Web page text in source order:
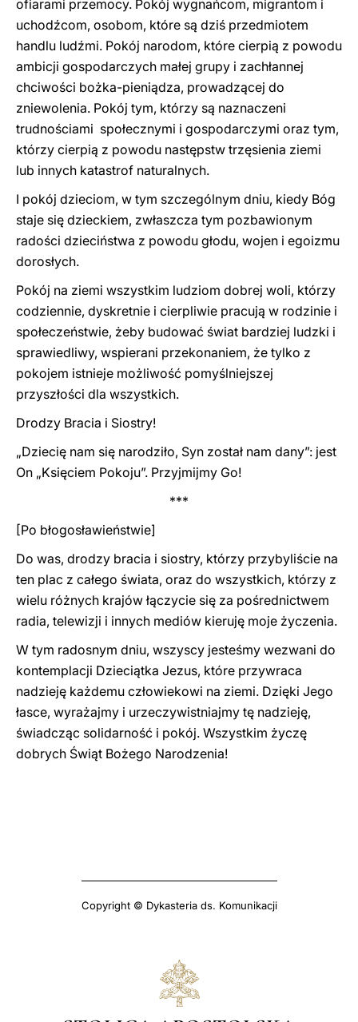
ofiarami przemocy. Pokój wygnańcom, migrantom i
uchodźcom, osobom, które są dziś przedmiotem
handlu ludźmi. Pokój narodom, które cierpią z powodu
ambicji gospodarczych małej grupy i zachłannej
chciwości bożka-pieniądza, prowadzącej do
zniewolenia. Pokój tym, którzy są naznaczeni
trudnościami społecznymi i gospodarczymi oraz tym,
którzy cierpią z powodu następstw trzęsienia ziemi
lub innych katastrof naturalnych.
I pokój dzieciom, w tym szczególnym dniu, kiedy Bóg
staje się dzieckiem, zwłaszcza tym pozbawionym
radości dzieciństwa z powodu głodu, wojen i egoizmu
dorosłych.
Pokój na ziemi wszystkim ludziom dobrej woli, którzy
codziennie, dyskretnie i cierpliwie pracują w rodzinie i
społeczeństwie, żeby budować świat bardziej ludzki i
sprawiedliwy, wspierani przekonaniem, że tylko z
pokojem istnieje możliwość pomyślniejszej
przyszłości dla wszystkich.
Drodzy Bracia i Siostry!
„Dziecię nam się narodziło, Syn został nam dany”: jest
On „Księciem Pokoju”. Przyjmijmy Go!
***
[Po błogosławieństwie]
Do was, drodzy bracia i siostry, którzy przybyliście na
ten plac z całego świata, oraz do wszystkich, którzy z
wielu różnych krajów łączycie się za pośrednictwem
radia, telewizji i innych mediów kieruję moje życzenia.
W tym radosnym dniu, wszyscy jesteśmy wezwani do
kontemplacji Dzieciątka Jezus, które przywraca
nadzieję każdemu człowiekowi na ziemi. Dzięki Jego
łasce, wyrażajmy i urzeczywistniajmy tę nadzieję,
świadcząc solidarność i pokój. Wszystkim życzę
dobrych Świąt Bożego Narodzenia!
Copyright © Dykasteria ds. Komunikacji